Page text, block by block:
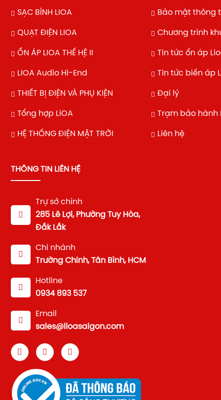
SẠC BÌNH LIOA
QUẠT ĐIỆN LIOA
ỔN ÁP LIOA THẾ HỆ II
LIOA Audio Hi-End
THIẾT BỊ ĐIỆN VÀ PHỤ KIỆN
Tổng hợp LiOA
HỆ THỐNG ĐIỆN MẶT TRỜI
Bảo mật thông
Chương trình
Tin tức ổn áp
Tin tức biến áp
Đại lý
Trạm bảo hành
Liên hệ
THÔNG TIN LIÊN HỆ
Trự sở chính
285 Lê Lợi, Phường Tuy Hòa,
Đắk Lắk
Chi nhánh
Trường Chinh, Tân Bình, HCM
Hotline
0934 893 537
Email
sales@lioasaigon.com